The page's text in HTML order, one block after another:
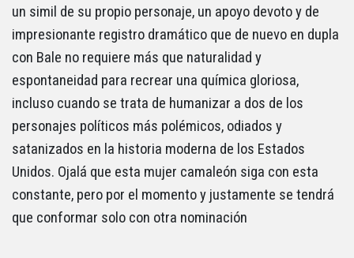
un simil de su propio personaje, un apoyo devoto y de
impresionante registro dramático que de nuevo en dupla
con Bale no requiere más que naturalidad y
espontaneidad para recrear una química gloriosa,
incluso cuando se trata de humanizar a dos de los
personajes políticos más polémicos, odiados y
satanizados en la historia moderna de los Estados
Unidos. Ojalá que esta mujer camaleón siga con esta
constante, pero por el momento y justamente se tendrá
que conformar solo con otra nominación